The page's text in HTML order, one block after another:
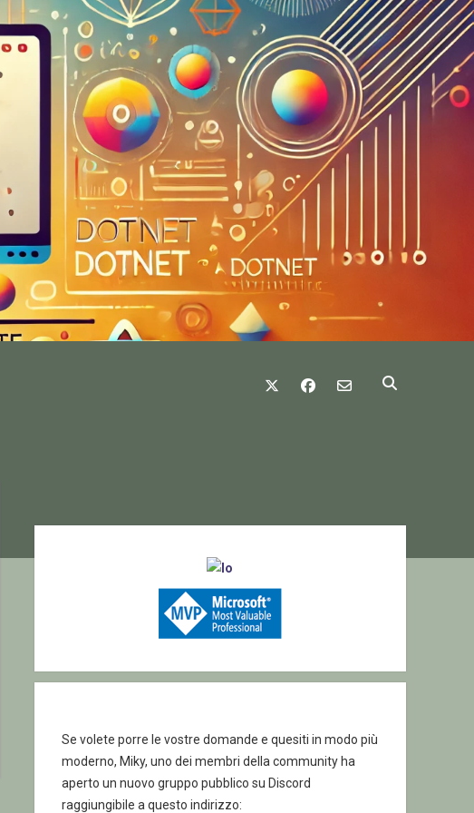
twitter facebook
email-form
Se volete porre le vostre domande e quesiti in modo più
moderno, Miky, uno dei membri della community ha
aperto un nuovo gruppo pubblico su Discord
raggiungibile a questo indirizzo: